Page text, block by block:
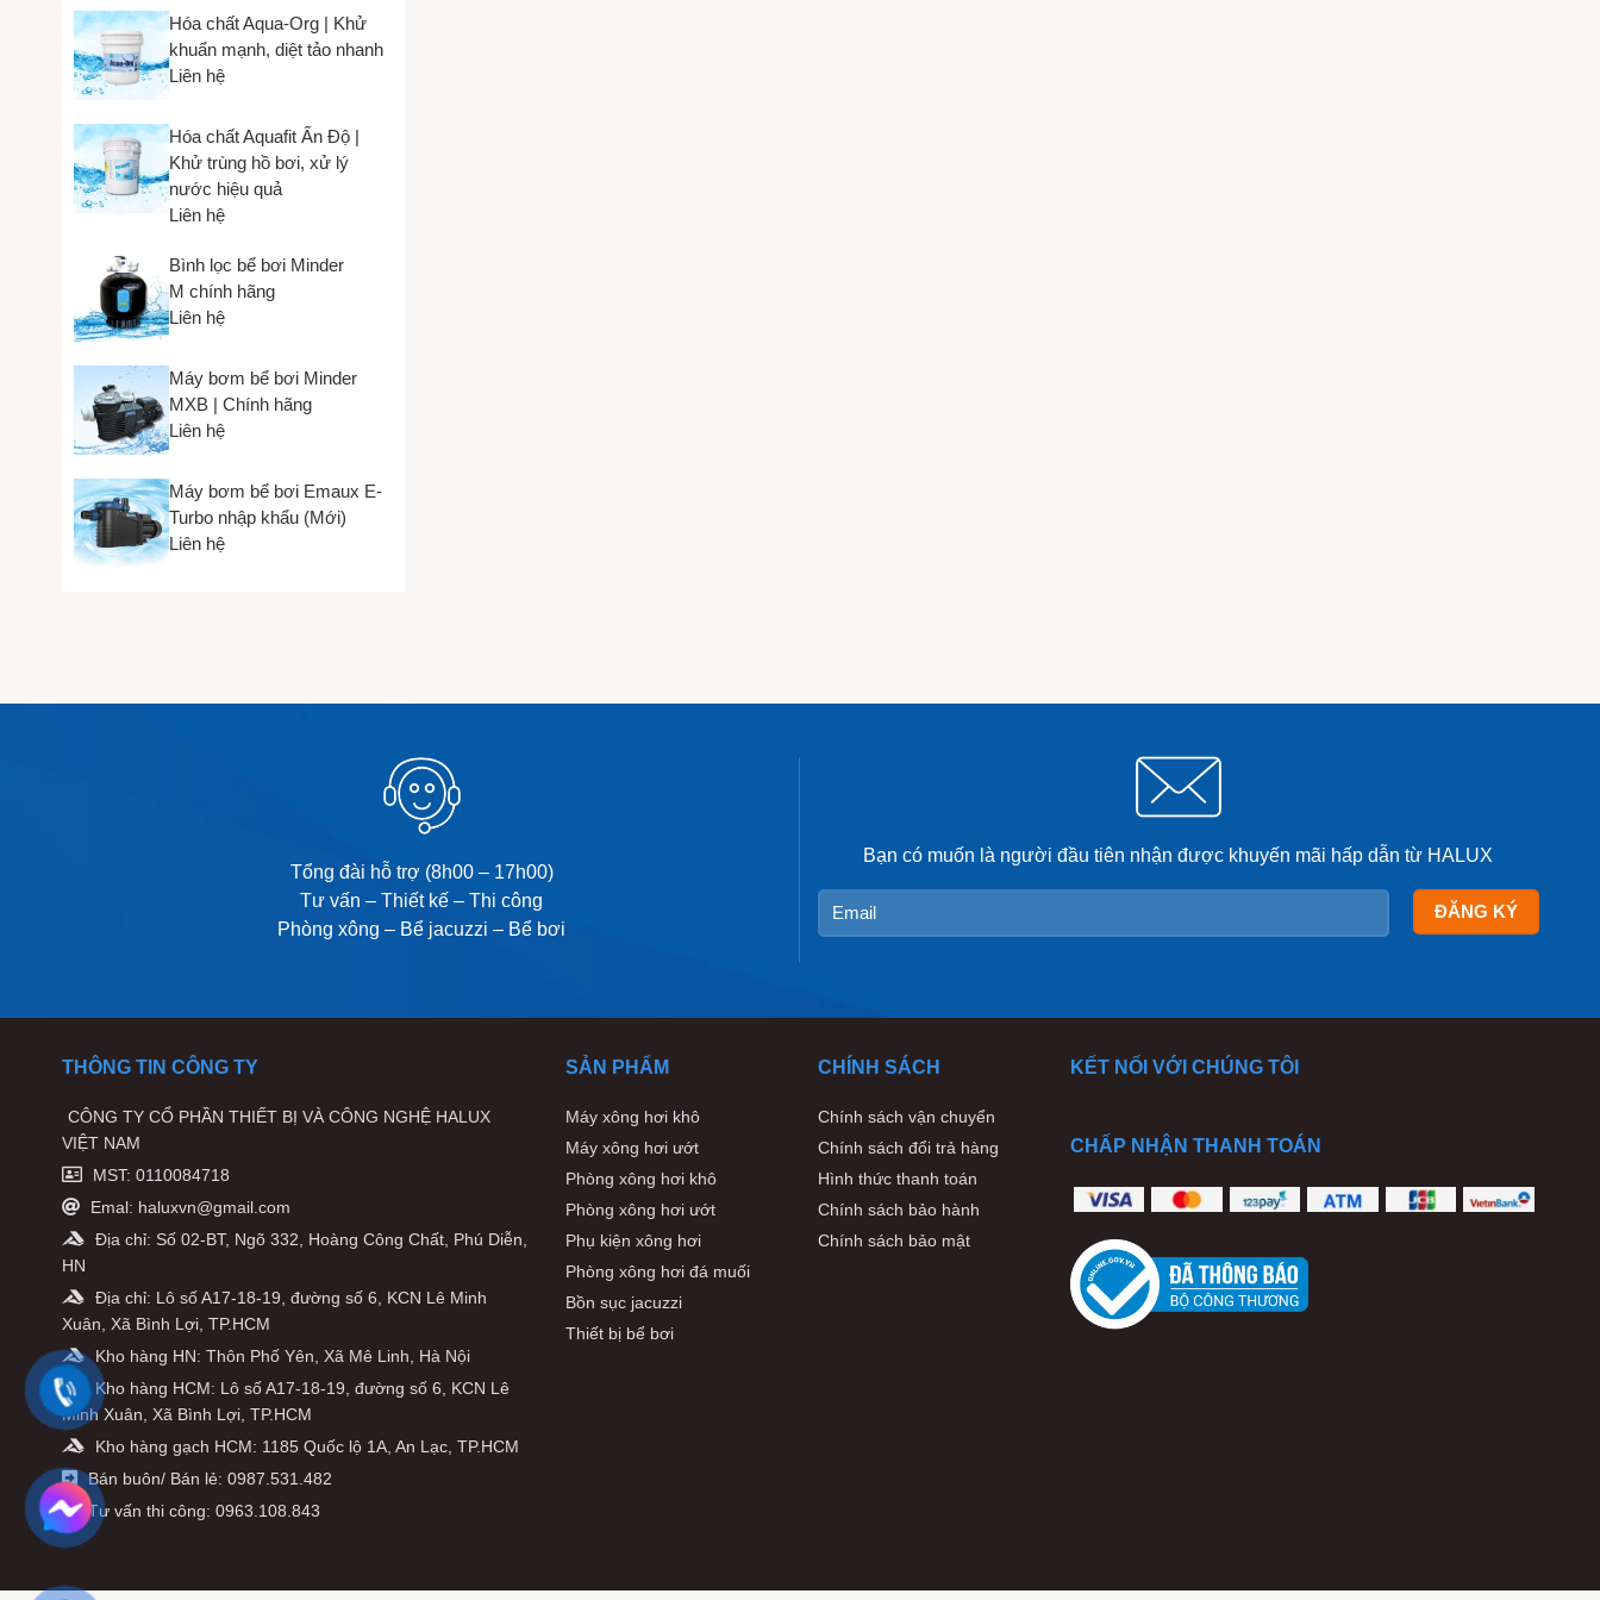
Hóa chất Aqua-Org | Khử
khuẩn mạnh, diệt tảo nhanh
Liên hệ
Hóa chất Aquafit Ấn Độ |
Khử trùng hồ bơi, xử lý
nước hiệu quả
Liên hệ
Bình lọc bể bơi Minder
M chính hãng
Liên hệ
Máy bơm bể bơi Minder
MXB | Chính hãng
Liên hệ
Máy bơm bể bơi Emaux E-
Turbo nhập khẩu (Mới)
Liên hệ
Tổng đài hỗ trợ (8h00 – 17h00)
Tư vấn – Thiết kế – Thi công
Phòng xông – Bể jacuzzi – Bể bơi
Bạn có muốn là người đầu tiên nhận được khuyến mãi hấp dẫn từ HALUX
THÔNG TIN CÔNG TY
CÔNG TY CỔ PHẦN THIẾT BỊ VÀ CÔNG NGHỆ HALUX
VIỆT NAM
MST: 0110084718
Emal: haluxvn@gmail.com
Địa chỉ: Số 02-BT, Ngõ 332, Hoàng Công Chất, Phú Diễn,
HN
Địa chỉ: Lô số A17-18-19, đường số 6, KCN Lê Minh
Xuân, Xã Bình Lợi, TP.HCM
Kho hàng HN: Thôn Phố Yên, Xã Mê Linh, Hà Nội
Kho hàng HCM: Lô số A17-18-19, đường số 6, KCN Lê
Minh Xuân, Xã Bình Lợi, TP.HCM
Kho hàng gạch HCM: 1185 Quốc lộ 1A, An Lạc, TP.HCM
Bán buôn/ Bán lẻ: 0987.531.482
Tư vấn thi công: 0963.108.843
SẢN PHẨM
Máy xông hơi khô
Máy xông hơi ướt
Phòng xông hơi khô
Phòng xông hơi ướt
Phụ kiện xông hơi
Phòng xông hơi đá muối
Bồn sục jacuzzi
Thiết bị bể bơi
CHÍNH SÁCH
Chính sách vận chuyển
Chính sách đổi trả hàng
Hình thức thanh toán
Chính sách bảo hành
Chính sách bảo mật
KẾT NỐI VỚI CHÚNG TÔI
CHẤP NHẬN THANH TOÁN